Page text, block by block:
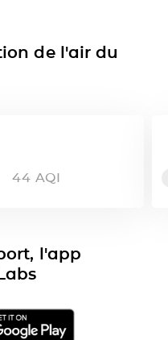
de l'air du
44 AQI
l'app